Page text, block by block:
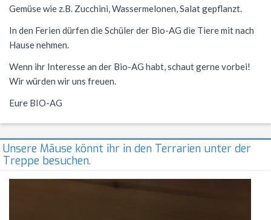
Zweck des Vereins
Vorstand
Service
Kontakt
Verein ehemaliger Schüler
DELF-AG
Theater-AG
Politik-AG
Kreatives Schreiben
Mkid - Mathe kann ich doch!
Studium und Beruf (BOGY)
Jahrgangsstufe
Sucht- und Gewaltprävention
Bildungspartnerschaft
Französisch
Ab Klasse 6
Kursstufe
Außerunterrichtliche Veranstaltungen
Gemeinschaftskunde
Geschichte
Informatik
Italienisch als 3. Fremdsprache
Literatur und Theater
Orchester Klassen 5-7
Konzerte
Schoolwear FSG
Praktikum am FSG
Schulanmeldung
Datenschutz
Gemüse wie z.B. Zucchini, Wassermelonen, Salat gepflanzt.
In den Ferien dürfen die Schüler der Bio-AG die Tiere mit nach
Hause nehmen.
Wenn ihr Interesse an der Bio-AG habt, schaut gerne vorbei!
Wir würden wir uns freuen.
Eure BIO-AG
Unsere Mäuse könnt ihr in den Terrarien unter der
Treppe besuchen.